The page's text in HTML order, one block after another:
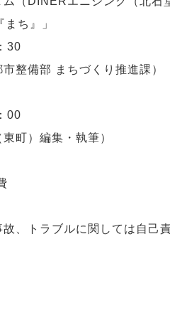
ち』」
30
備部 まちづくり推進課）
00
町）編集・執筆）
、トラブルに関しては自己責